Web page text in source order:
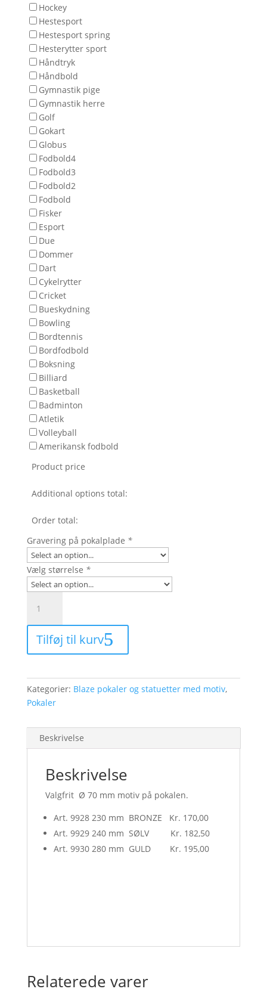
Hockey
Hestesport
Hestesport spring
Hesterytter sport
Håndtryk
Håndbold
Gymnastik pige
Gymnastik herre
Golf
Gokart
Globus
Fodbold4
Fodbold3
Fodbold2
Fodbold
Fisker
Esport
Due
Dommer
Dart
Cykelrytter
Cricket
Bueskydning
Bowling
Bordtennis
Bordfodbold
Boksning
Billiard
Basketball
Badminton
Atletik
Volleyball
Amerikansk fodbold
Product price
Additional options total:
Order total:
Gravering på pokalplade *
Vælg størrelse *
Blaze
statuette
på
guld,
sølv
eller
antal
Tilføj til kurv
Kategorier: Blaze pokaler og statuetter med motiv,
Pokaler
Beskrivelse
Beskrivelse
Valgfrit Ø 70 mm motiv på pokalen.
Art. 9928 230 mm BRONZE Kr. 170,00
Art. 9929 240 mm SØLV Kr. 182,50
Art. 9930 280 mm GULD Kr. 195,00
Relaterede varer